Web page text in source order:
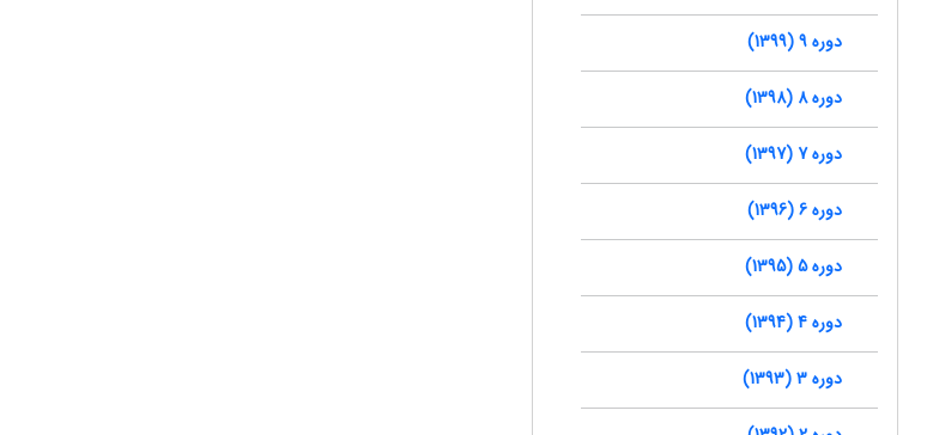
دوره 9 (1399)
دوره 8 (1398)
دوره 7 (1397)
دوره 6 (1396)
دوره 5 (1395)
دوره 4 (1394)
دوره 3 (1393)